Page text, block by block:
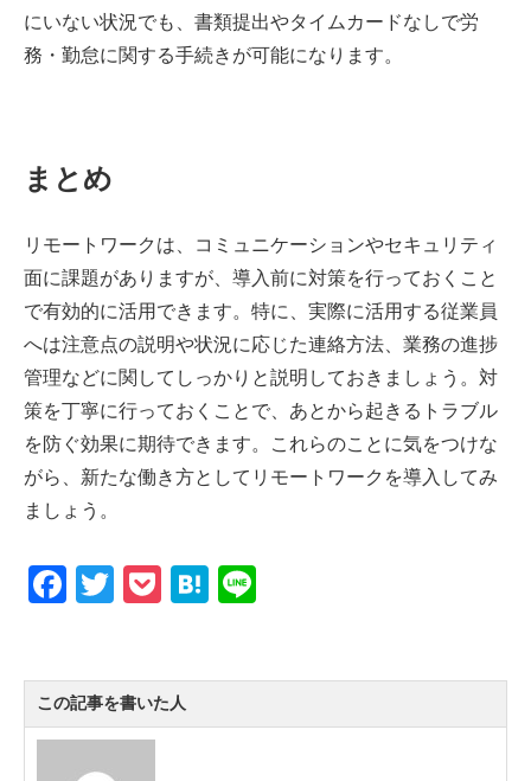
にいない状況でも、書類提出やタイムカードなしで労
務・勤怠に関する手続きが可能になります。
まとめ
リモートワークは、コミュニケーションやセキュリティ
面に課題がありますが、導入前に対策を行っておくこと
で有効的に活用できます。特に、実際に活用する従業員
へは注意点の説明や状況に応じた連絡方法、業務の進捗
管理などに関してしっかりと説明しておきましょう。対
策を丁寧に行っておくことで、あとから起きるトラブル
を防ぐ効果に期待できます。これらのことに気をつけな
がら、新たな働き方としてリモートワークを導入してみ
ましょう。
F
e
b
T
er
P
et
H
a
この記事を書いた人